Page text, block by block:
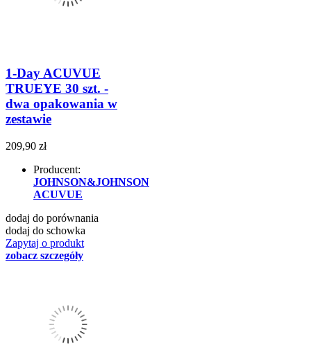
1-Day ACUVUE
TRUEYE 30 szt. -
dwa opakowania w
zestawie
209,90 zł
Producent:
JOHNSON&JOHNSON
ACUVUE
dodaj do porównania
dodaj do schowka
Zapytaj o produkt
zobacz szczegóły